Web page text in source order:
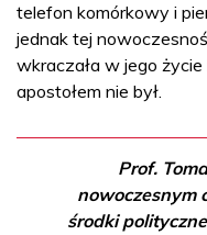
telefon komórkowy i
jednak tej
wkraczała w jego
apostołem nie był.
Prof.
nowoczesnym
środki